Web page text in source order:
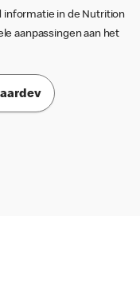
informatie in de Nutrition
aanpassingen aan het